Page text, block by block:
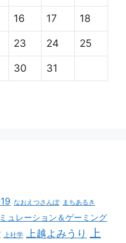
16 17 18
23 24 25
30 31
なおえつさんぽ まちあるき
ュレーション＆ゲーミング
上社学 上越よみうり 上